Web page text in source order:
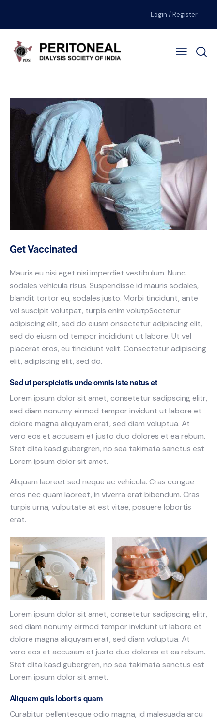
Login / Register
Get Vaccinated
Mauris eu nisi eget nisi imperdiet vestibulum. Nunc
sodales vehicula risus. Suspendisse id mauris sodales,
blandit tortor eu, sodales justo. Morbi tincidunt, ante
vel suscipit volutpat, turpis enim volutpSectetur
adipiscing elit, sed do eiusm onsectetur adipiscing elit,
sed do eiusm od tempor incididunt ut labore. Ut vel
placerat eros, eu tincidunt velit. Consectetur adipiscing
elit, adipiscing elit, sed do.
Sed ut perspiciatis unde omnis iste natus et
Lorem ipsum dolor sit amet, consetetur sadipscing elitr,
sed diam nonumy eirmod tempor invidunt ut labore et
dolore magna aliquyam erat, sed diam voluptua. At
vero eos et accusam et justo duo dolores et ea rebum.
Stet clita kasd gubergren, no sea takimata sanctus est
Lorem ipsum dolor sit amet.
Aliquam laoreet sed neque ac vehicula. Cras congue
eros nec quam laoreet, in viverra erat bibendum. Cras
turpis urna, vulputate at est vitae, posuere lobortis
erat.
Lorem ipsum dolor sit amet, consetetur sadipscing elitr,
sed diam nonumy eirmod tempor invidunt ut labore et
dolore magna aliquyam erat, sed diam voluptua. At
vero eos et accusam et justo duo dolores et ea rebum.
Stet clita kasd gubergren, no sea takimata sanctus est
Lorem ipsum dolor sit amet.
Aliquam quis lobortis quam
Curabitur pellentesque odio magna, id malesuada arcu